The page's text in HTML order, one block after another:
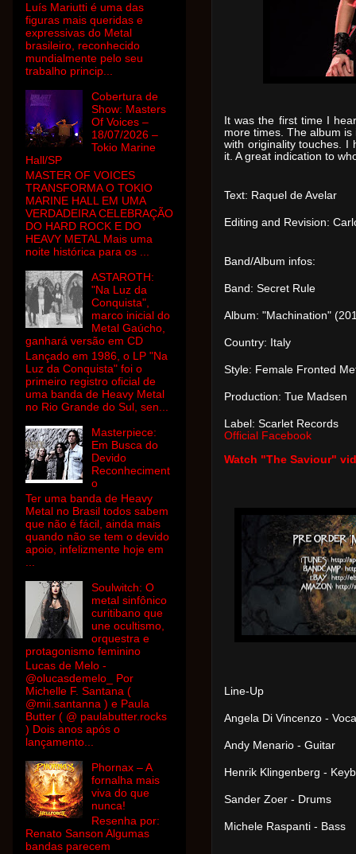
It was the first time I
more times. The album
with originality touches. I
it. A great indication to
Text: Raquel de Avelar
Editing and Revision:
Band/Album infos:
Band: Secret Rule
Album: "Machination"
Country: Italy
Style: Female Fronted
Production: Tue Madsen
Label: Scarlet Records
Official Facebook
Watch "The Saviour"
Line-Up
Angela Di Vincenzo -
Andy Menario - Guitar
Henrik Klingenberg -
Sander Zoer - Drums
Michele Raspanti - Bass
Luís Mariutti é uma das
figuras mais queridas e
expressivas do Metal
brasileiro, reconhecido
mundialmente pelo seu
trabalho princip...
Cobertura de
Show: Masters
Of Voices –
18/07/2026 –
Tokio Marine
Hall/SP
MASTER OF VOICES
TRANSFORMA O TOKIO
MARINE HALL EM UMA
VERDADEIRA CELEBRAÇÃO
DO HARD ROCK E DO
HEAVY METAL Mais uma
noite histórica para os ...
ASTAROTH:
"Na Luz da
Conquista",
marco inicial do
Metal Gaúcho,
ganhará versão em CD
Lançado em 1986, o LP "Na
Luz da Conquista" foi o
primeiro registro oficial de
uma banda de Heavy Metal
no Rio Grande do Sul, sen...
Masterpiece:
Em Busca do
Devido
Reconheciment
o
Ter uma banda de Heavy
Metal no Brasil todos sabem
que não é fácil, ainda mais
quando não se tem o devido
apoio, infelizmente hoje em
Soulwitch: O
metal sinfônico
curitibano que
une ocultismo,
orquestra e
protagonismo feminino
Lucas de Melo -
@olucasdemelo_ Por
Michelle F. Santana (
@mii.santanna ) e Paula
Butter ( @ paulabutter.rocks
) Dois anos após o
lançamento...
Phornax – A
fornalha mais
viva do que
nunca!
Resenha por:
Renato Sanson Algumas
bandas parecem